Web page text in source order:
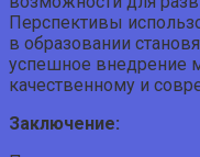
Перспективы
в образовании
успешное внедрение
качественному и
Заключение: